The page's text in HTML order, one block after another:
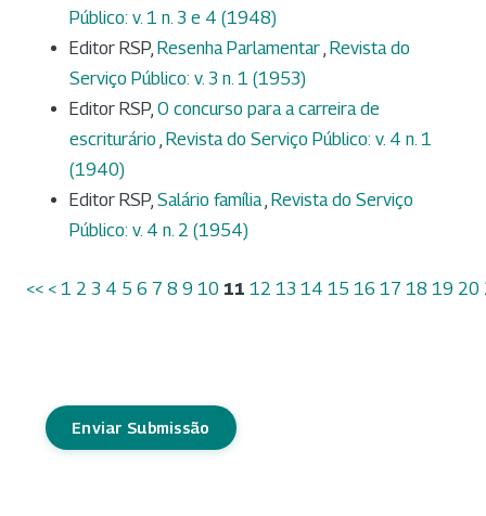
Público: v. 1 n. 3 e 4 (1948)
Editor RSP, Resenha Parlamentar, Revista do
Serviço Público: v. 3 n. 1 (1953)
Editor RSP, O concurso para a carreira de
escriturário , Revista do Serviço Público: v. 4 n. 1
(1940)
Editor RSP, Salário família, Revista do Serviço
Público: v. 4 n. 2 (1954)
<< < 1 2 3 4 5 6 7 8 9 10 11 12 13 14 15 16 17 18 19 20
Enviar Submissão